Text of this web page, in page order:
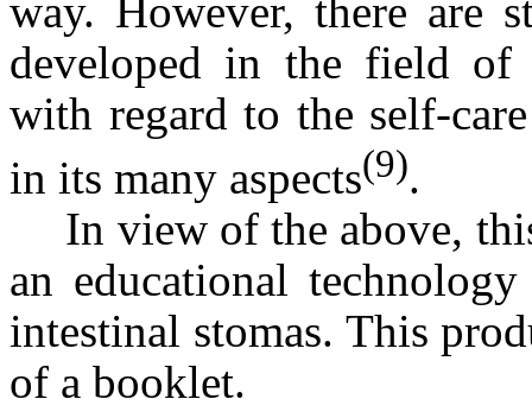
way. However, there are
developed in the field of
with regard to the self-
in its many aspects(9).
In view of the above,
an educational
intestinal stomas. This
of a booklet.